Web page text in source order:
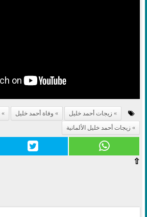
زيجات أحمد خليل وفاة أحمد خليل
زيجات أحمد خليل الألمانية
⇧